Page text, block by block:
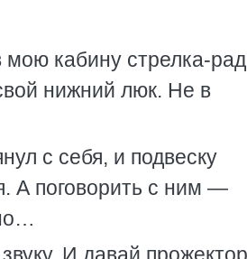
кабину стрелка-
нижний люк. Не в
с себя, и подвеску
А поговорить с ним —